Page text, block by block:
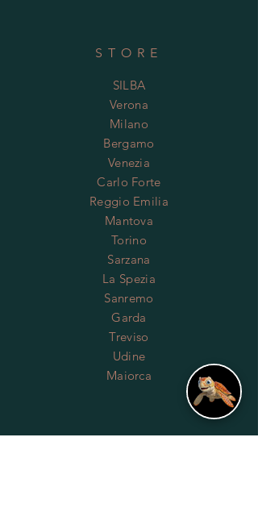
STORE
SILBA
Verona
Milano
Bergamo
Venezia
Carlo Forte
Reggio Emilia
Mantova
Torino
Sarzana
La Spezia
Sanremo
Garda
Treviso
Udine
Maiorca